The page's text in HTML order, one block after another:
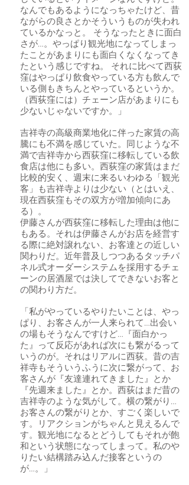
なんでもあるようになっちゃたけど、昔
ながらの良さとかそういうものが失われ
ているかなっと。 そうなったときに面白
さが…。やっぱり観光地になってしまっ
たことがあまりにも面白くなくなってき
たという感じですね。 それに比べて西荻
窪はやっぱり飲食やっている方も飲んで
いる側もきちんとやっているというか。
（西荻窪には）チェーン店があまりにも
少ないじゃないですか。」
吉祥寺の高級商業地化に伴った家賃の高
騰にも不満を感じていた。同じような不
満で吉祥寺から西荻窪に移転している飲
食店は他にも多い。西荻窪の家賃はまだ
比較的安く、週末に来るいわゆる「観光
客」も吉祥寺よりは少ない（とはいえ、
現在西荻窪もその双方が増加傾向にあ
る）。
伊藤さんが西荻窪に移転した理由は他に
もある。それは伊藤さんがお店を経営す
る際に絶対譲れない、お客達との近しい
関わりだ。近年普及しつつあるタッチパ
ネル式オーダーシステムを採用するチェ
ーンの居酒屋では決してできないお客と
の関わり方だ。
「私がやっているやりたいことは、やっ
ぱり、お客さんが一人来られて…出会い
の場もそうなんですけど…『面白かっ
た』って反応があれば次にも繋がるって
いうのが。それはリアルに西荻。昔の吉
祥寺もそういうふうに次に繋がって、お
客さんが『友達連れてきました』とか
『先週来ました』とか。西荻はまだ昔の
吉祥寺のような気がして。横の繋がり…
お客さんの繋がりとか、すごく楽しいで
す。リアクションがちゃんと見えるんで
す。観光地になるとどうしてもそれが飽
和という状態になってしまって。私のや
りたい結構踏み込んだ接客というの
が…。」